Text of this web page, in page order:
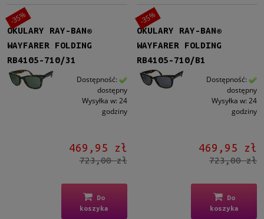
OKULARY RAY-BAN®
WAYFARER FOLDING
RB4105-710/31
Dostępność:
dostępny
Wysyłka w: 24
godziny
469,95 zł
723,00 zł
Do
koszyka
-35%
OKULARY RAY-BAN®
WAYFARER FOLDING
RB4105-710/B1
Dostępność:
dostępny
Wysyłka w: 24
godziny
469,95 zł
723,00 zł
Do
koszyka
-35%